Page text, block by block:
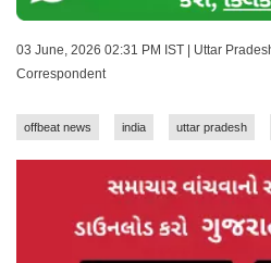
03 June, 2026 02:31 PM IST | Uttar
Correspondent
offbeat news india uttar pradesh